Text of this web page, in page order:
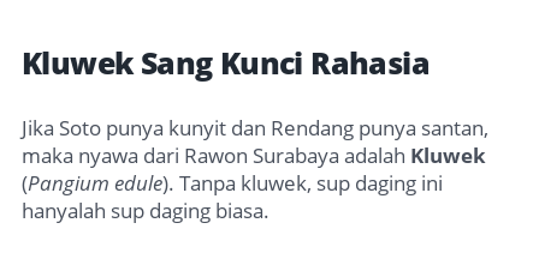
Kluwek Sang Kunci Rahasia
Jika Soto punya kunyit dan Rendang punya santan,
maka nyawa dari Rawon Surabaya adalah Kluwek
(Pangium edule). Tanpa kluwek, sup daging ini
hanyalah sup daging biasa.